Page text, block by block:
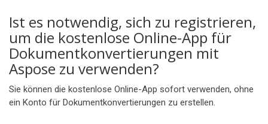
Ist es notwendig, sich zu registrieren,
um die kostenlose Online-App für
Dokumentkonvertierungen mit
Aspose zu verwenden?
Sie können die kostenlose Online-App sofort verwenden, ohne
ein Konto für Dokumentkonvertierungen zu erstellen.